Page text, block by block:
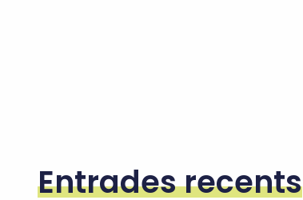
Entrades recents